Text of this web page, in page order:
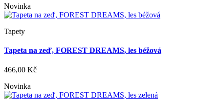
Novinka
Tapety
Tapeta na zeď, FOREST DREAMS, les béžová
466,00 Kč
Novinka